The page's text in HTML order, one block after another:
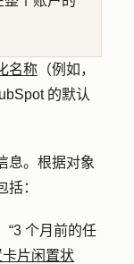
名称 （例如，
的默认
息。根据对象
：
“3 个月前的任
片闲置状